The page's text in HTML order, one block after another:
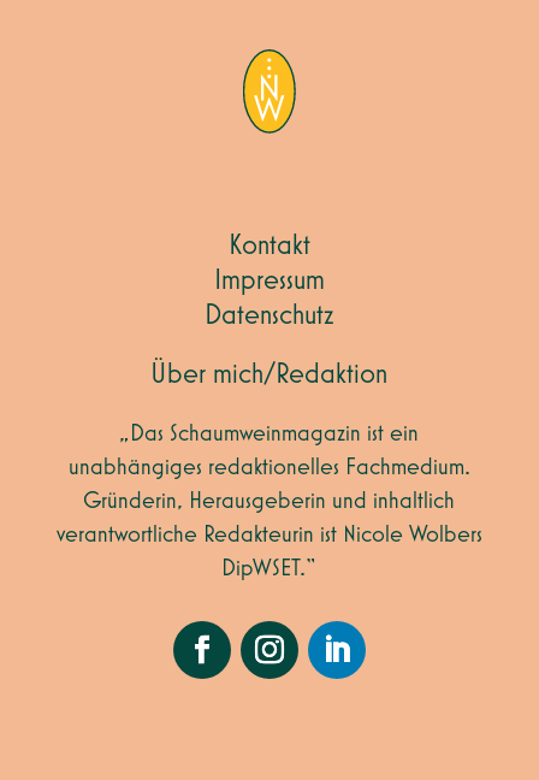
Kontakt
Impressum
Datenschutz
Über mich/Redaktion
„Das Schaumweinmagazin ist ein
unabhängiges redaktionelles Fachmedium.
Gründerin, Herausgeberin und inhaltlich
verantwortliche Redakteurin ist Nicole Wolbers
DipWSET.“